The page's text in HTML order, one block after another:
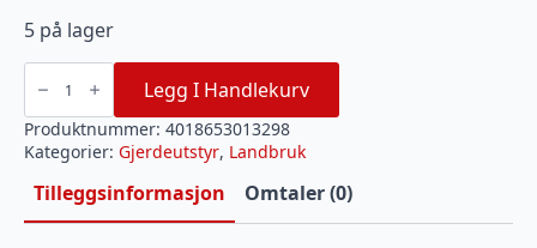
5 på lager
Polybånd
mm
Top-
Line
PLUS
200
oransje
antall
Legg I Handlekurv
Produktnummer: 4018653013298
Kategorier: Gjerdeutstyr, Landbruk
Tilleggsinformasjon Omtaler (0)